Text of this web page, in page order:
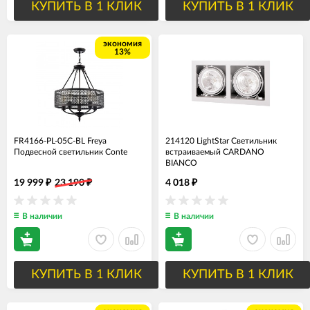
КУПИТЬ В 1 КЛИК КУПИТЬ В 1 КЛИК
экономия
13%
FR4166-PL-05C-BL Freya
Подвесной светильник Conte
19 999 ₽ 23 190₽
В наличии
КУПИТЬ В 1 КЛИК
214120 LightStar Светильник
встраиваемый CARDANO
BIANCO
4 018 ₽
В наличии
КУПИТЬ В 1 КЛИК